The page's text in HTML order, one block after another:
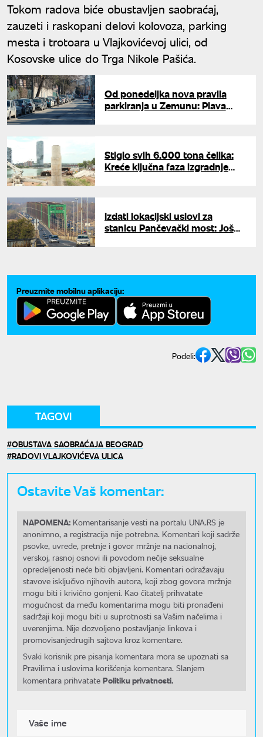
Tokom radova biće obustavljen saobraćaj,
zauzeti i raskopani delovi kolovoza, parking
mesta i trotoara u Vlajkovićevoj ulici, od
Kosovske ulice do Trga Nikole Pašića.
Od ponedeljka nova pravila
parkiranja u Zemunu: Plava
Stiglo svih 6.000 tona čelika:
Kreće ključna faza izgradnje
Izdati lokacijski uslovi za
stanicu Pančevački most: Još
Preuzmite mobilnu aplikaciju:
Podeli:
TAGOVI
OBUSTAVA SAOBRAĆAJA BEOGRAD
RADOVI VLAJKOVIĆEVA ULICA
Ostavite Vaš komentar:
NAPOMENA: Komentarisanje vesti na portalu UNA.RS je
anonimno, a registracija nije potrebna. Komentari koji sadrže
psovke, uvrede, pretnje i govor mržnje na nacionalnoj,
verskoj, rasnoj osnovi ili povodom nečije seksualne
opredeljenosti neće biti objavljeni. Komentari odražavaju
stavove isključivo njihovih autora, koji zbog govora mržnje
mogu biti i krivično gonjeni. Kao čitatelj prihvatate
mogućnost da među komentarima mogu biti pronađeni
sadržaji koji mogu biti u suprotnosti sa Vašim načelima i
uverenjima. Nije dozvoljeno postavljanje linkova i
promovisanjedrugih sajtova kroz komentare.
Svaki korisnik pre pisanja komentara mora se upoznati sa
Pravilima i uslovima korišćenja komentara. Slanjem
komentara prihvatate Politiku privatnosti.